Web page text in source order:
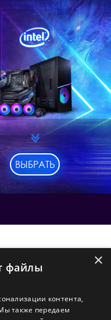
ВЫБРАТЬ
×
файлы
контента,
также передаем